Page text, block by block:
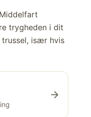
trygheden i dit
trussel, især hvis
arrow_forward